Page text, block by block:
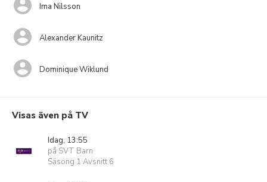
Ima Nilsson
Alexander Kaunitz
Dominique Wiklund
Visas även på TV
Idag, 13:55
på SVT Barn
Säsong 1 Avsnitt 6